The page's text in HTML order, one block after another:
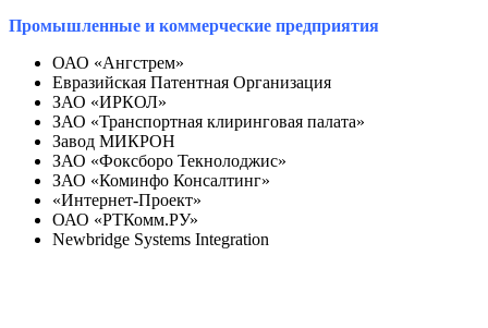
Промышленные и коммерческие предприятия
ОАО «Ангстрем»
Евразийская Патентная Организация
ЗАО «ИРКОЛ»
ЗАО «Транспортная клиринговая палата»
Завод МИКРОН
ЗАО «Фоксборо Текнолоджис»
ЗАО «Коминфо Консалтинг»
«Интернет-Проект»
ОАО «РТКомм.РУ»
Newbridge Systems Integration